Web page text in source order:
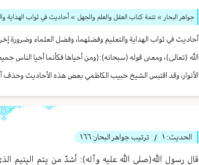
جواهر البحار » تتمة كتاب العقل والعلم والجهل » أحاديث في ثواب الهداية
أحاديث في ثواب الهداية والتعليم وفضلهما، وفضل العلماء‏
الله (تعالى)، ومعنى قوله (سبحانه):(ومن أحياها فكأنما أحيا الناس
الأنوار، وقد اقتبس الشيخ حبيب الكاظمي بعض هذه الأحاديث وحذف
الحديث: ١ / ترتيب جواهر البحار: ١٦٦
قال رسول الله(صلى الله عليه وآله): أشدّ من يتم اليتيم